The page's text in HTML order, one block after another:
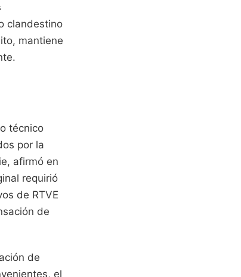
clandestino
mantiene
técnico
por la
afirmó en
requirió
de RTVE
de
de
el